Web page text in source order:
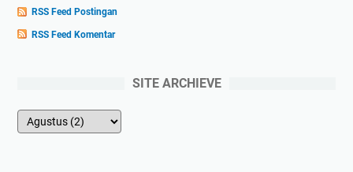
RSS Feed Postingan
RSS Feed Komentar
SITE ARCHIEVE